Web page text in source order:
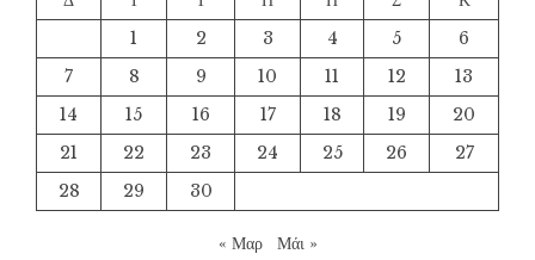
1
2 3 4 5
6
7
8 9 10 11 12
13
14
15 16 17 18 19
20
21
22 23 24 25 26
27
28
29 30
« Μαρ Μάι »